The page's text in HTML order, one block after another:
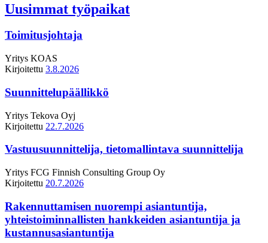
Uusimmat työpaikat
Toimitusjohtaja
Yritys KOAS
Kirjoitettu 3.8.2026
Suunnittelupäällikkö
Yritys Tekova Oyj
Kirjoitettu 22.7.2026
Vastuusuunnittelija, tietomallintava suunnittelija
Yritys FCG Finnish Consulting Group Oy
Kirjoitettu 20.7.2026
Rakennuttamisen nuorempi asiantuntija,
yhteistoiminnallisten hankkeiden asiantuntija ja
kustannusasiantuntija